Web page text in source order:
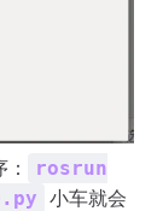
rosrun
小车就会